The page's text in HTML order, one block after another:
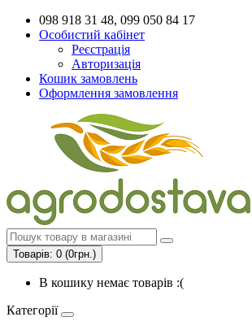
098 918 31 48, 099 050 84 17
Особистий кабінет
Реєстрація
Авторизація
Кошик замовлень
Оформлення замовлення
Товарів: 0 (0грн.)
В кошику немає товарів :(
Категорії